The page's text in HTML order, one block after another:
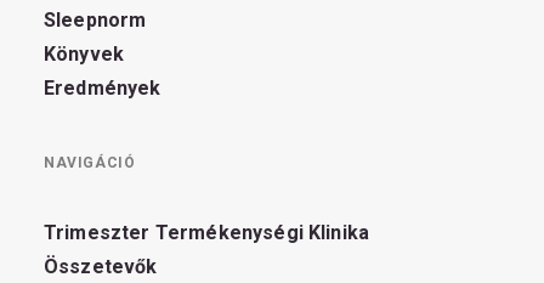
Sleepnorm
Könyvek
Eredmények
NAVIGÁCIÓ
Trimeszter Termékenységi Klinika
Összetevők